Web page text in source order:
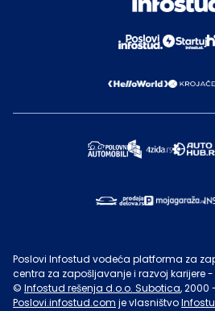
Poslovi Infostud vodeća platforma za
centra za zapošljavanje i razvoj karijere
© Infostud rešenja d.o.o. Subotica, 2000
Poslovi.infostud.com je vlasništvo